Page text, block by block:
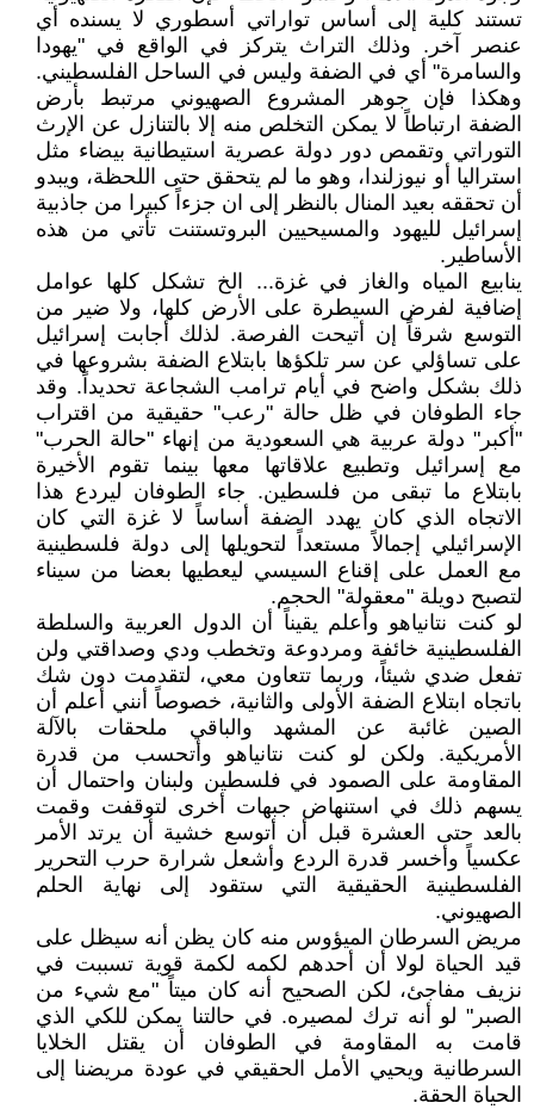
تستند كلية إلى أساس تواراتي أسطوري لا يسنده أي
عنصر آخر. وذلك التراث يتركز في الواقع في "يهودا
والسامرة" أي في الضفة وليس في الساحل الفلسطيني.
وهكذا فإن جوهر المشروع الصهيوني مرتبط بأرض
الضفة ارتباطاً لا يمكن التخلص منه إلا بالتنازل عن الإرث
التوراتي وتقمص دور دولة عصرية استيطانية بيضاء مثل
استراليا أو نيوزلندا، وهو ما لم يتحقق حتى اللحظة، ويبدو
أن تحققه بعيد المنال بالنظر إلى ان جزءاً كبيرا من جاذبية
إسرائيل لليهود والمسيحيين البروتستنت تأتي من هذه
الأساطير.
ينابيع المياه والغاز في غزة... الخ تشكل كلها عوامل
إضافية لفرض السيطرة على الأرض كلها، ولا ضير من
التوسع شرقاً إن أتيحت الفرصة. لذلك أجابت إسرائيل
على تساؤلي عن سر تلكؤها بابتلاع الضفة بشروعها في
ذلك بشكل واضح في أيام ترامب الشجاعة تحديداً. وقد
جاء الطوفان في ظل حالة "رعب" حقيقية من اقتراب
"أكبر" دولة عربية هي السعودية من إنهاء "حالة الحرب"
مع إسرائيل وتطبيع علاقاتها معها بينما تقوم الأخيرة
بابتلاع ما تبقى من فلسطين. جاء الطوفان ليردع هذا
الاتجاه الذي كان يهدد الضفة أساساً لا غزة التي كان
الإسرائيلي إجمالاً مستعداً لتحويلها إلى دولة فلسطينية
مع العمل على إقناع السيسي ليعطيها بعضا من سيناء
لتصبح دويلة "معقولة" الحجم.
لو كنت نتانياهو وأعلم يقيناً أن الدول العربية والسلطة
الفلسطينية خائفة ومردوعة وتخطب ودي وصداقتي ولن
تفعل ضدي شيئاً، وربما تتعاون معي، لتقدمت دون شك
باتجاه ابتلاع الضفة الأولى والثانية، خصوصاً أنني أعلم أن
الصين غائبة عن المشهد والباقي ملحقات بالآلة
الأمريكية. ولكن لو كنت نتانياهو وأتحسب من قدرة
المقاومة على الصمود في فلسطين ولبنان واحتمال أن
يسهم ذلك في استنهاض جبهات أخرى لتوقفت وقمت
بالعد حتى العشرة قبل أن أتوسع خشية أن يرتد الأمر
عكسياً وأخسر قدرة الردع وأشعل شرارة حرب التحرير
الفلسطينية الحقيقية التي ستقود إلى نهاية الحلم
الصهيوني.
مريض السرطان الميؤوس منه كان يظن أنه سيظل على
قيد الحياة لولا أن أحدهم لكمه لكمة قوية تسببت في
نزيف مفاجئ، لكن الصحيح أنه كان ميتاً "مع شيء من
الصبر" لو أنه ترك لمصيره. في حالتنا يمكن للكي الذي
قامت به المقاومة في الطوفان أن يقتل الخلايا
السرطانية ويحيي الأمل الحقيقي في عودة مريضنا إلى
الحياة الحقة.